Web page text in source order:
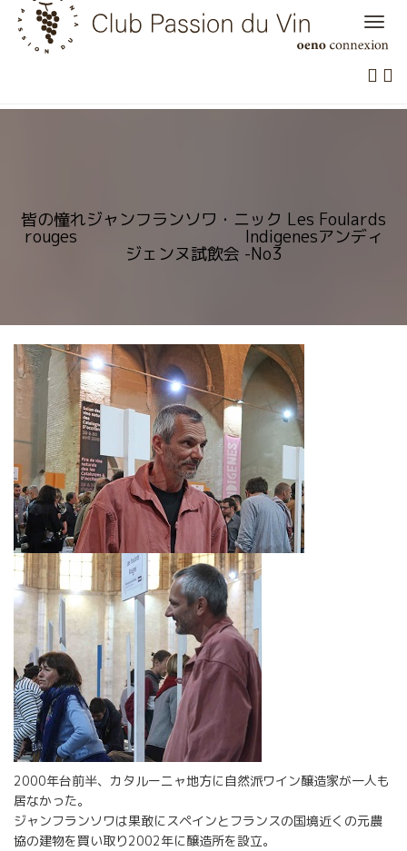
Skip
content
皆の憧れジャンフランソワ・ニック Les Foulards
rouges Indigenesアンディ
ジェンヌ試飲会 -No3
2000年台前半、カタルーニャ地方に自然派ワイン醸造家が一人も
居なかった。
ジャンフランソワは果敢にスペインとフランスの国境近くの元農
協の建物を買い取り2002年に醸造所を設立。